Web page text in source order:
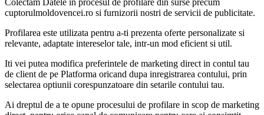
Colectam Datele in procesul de profilare din surse precum
cuptorulmoldovencei.ro si furnizorii nostri de servicii de publicitate.
Profilarea este utilizata pentru a-ti prezenta oferte personalizate si
relevante, adaptate intereselor tale, intr-un mod eficient si util.
Iti vei putea modifica preferintele de marketing direct in contul tau
de client de pe Platforma oricand dupa inregistrarea contului, prin
selectarea optiunii corespunzatoare din setarile contului tau.
Ai dreptul de a te opune procesului de profilare in scop de marketing